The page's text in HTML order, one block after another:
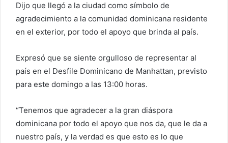
Dijo que llegó a la ciudad como símbolo de
agradecimiento a la comunidad dominicana residente
en el exterior, por todo el apoyo que brinda al país.
Expresó que se siente orgulloso de representar al
país en el Desfile Dominicano de Manhattan, previsto
para este domingo a las 13:00 horas.
“Tenemos que agradecer a la gran diáspora
dominicana por todo el apoyo que nos da, que le da a
nuestro país, y la verdad es que esto es lo que